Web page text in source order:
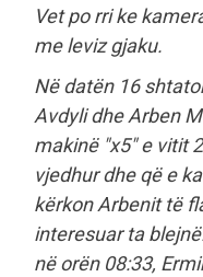
Vet po rri ke
me leviz gjaku.
Në datën 16
Avdyli dhe Arben
makinë "x5" e vitit
vjedhur dhe që e
kërkon Arbenit të
interesuar ta
në orën 08:33,